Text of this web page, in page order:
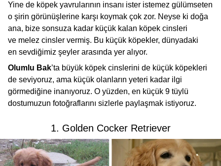
Yine de köpek yavrularının insanı ister istemez gülümseten
o şirin görünüşlerine karşı koymak çok zor. Neyse ki doğa
ana, bize sonsuza kadar küçük kalan köpek cinsleri
ve melez cinsler vermiş. Bu küçük köpekler, dünyadaki
en sevdiğimiz şeyler arasında yer alıyor.
Olumlu Bak’ta büyük köpek cinslerini de küçük köpekleri
de seviyoruz, ama küçük olanların yeteri kadar ilgi
görmediğine inanıyoruz. O yüzden, en küçük 9 tüylü
dostumuzun fotoğraflarını sizlerle paylaşmak istiyoruz.
1. Golden Cocker Retriever